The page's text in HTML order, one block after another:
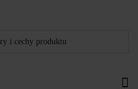
i cechy produktu